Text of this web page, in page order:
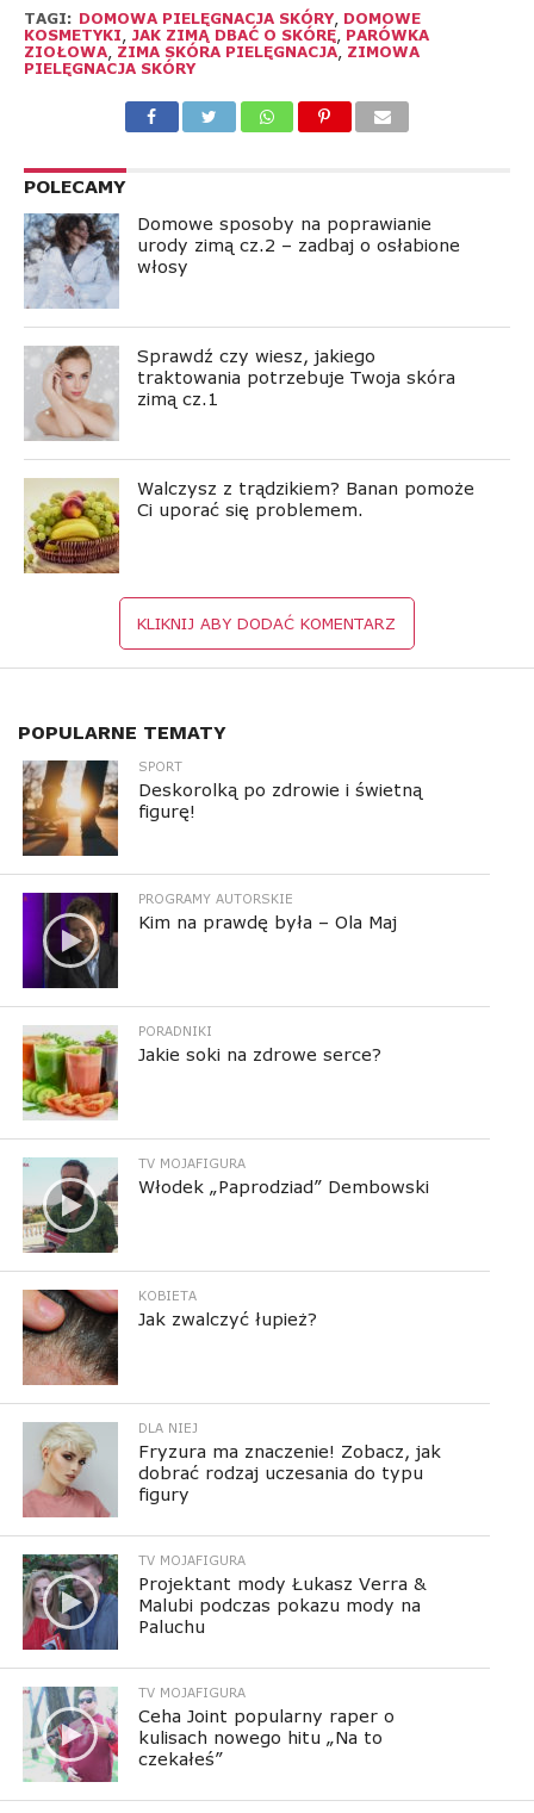
TAGI: DOMOWA PIELĘGNACJA SKÓRY, DOMOWE
KOSMETYKI, JAK ZIMĄ DBAĆ O SKÓRĘ, PARÓWKA
ZIOŁOWA, ZIMA SKÓRA PIELĘGNACJA, ZIMOWA
PIELĘGNACJA SKÓRY
POLECAMY
Domowe sposoby na poprawianie
urody zimą cz.2 – zadbaj o osłabione
włosy
Sprawdź czy wiesz, jakiego
traktowania potrzebuje Twoja skóra
zimą cz.1
Walczysz z trądzikiem? Banan pomoże
Ci uporać się problemem.
KLIKNIJ ABY DODAĆ KOMENTARZ
POPULARNE TEMATY
SPORT
Deskorolką po zdrowie i świetną
figurę!
PROGRAMY AUTORSKIE
Kim na prawdę była – Ola Maj
PORADNIKI
Jakie soki na zdrowe serce?
TV MOJAFIGURA
Włodek „Paprodziad” Dembowski
KOBIETA
Jak zwalczyć łupież?
DLA NIEJ
Fryzura ma znaczenie! Zobacz, jak
dobrać rodzaj uczesania do typu
figury
TV MOJAFIGURA
Projektant mody Łukasz Verra &
Malubi podczas pokazu mody na
Paluchu
TV MOJAFIGURA
Ceha Joint popularny raper o
kulisach nowego hitu „Na to
czekałeś”